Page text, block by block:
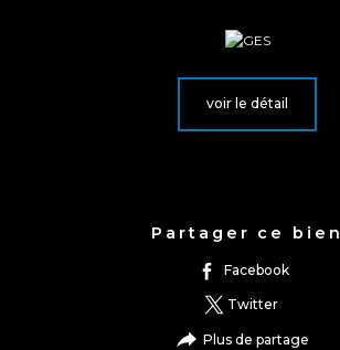
voir le détail
Partager ce bien
facebook
twitter
plus de partage